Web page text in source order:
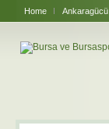
Home Ankaragücü